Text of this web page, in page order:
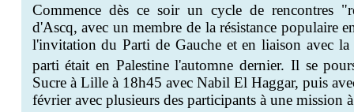
Commence dès ce soir un cycle de rencontres
d'Ascq, avec un membre de la résistance populaire
l'invitation du Parti de Gauche et en liaison avec
parti était en Palestine l'automne dernier. Il se
Sucre à Lille à 18h45 avec Nabil El Haggar, puis
février avec plusieurs des participants à une mission